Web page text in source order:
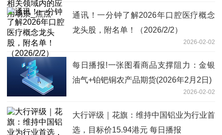
通讯！一分钟了解2026年口腔医疗概念
龙头股，附名单！（2026/2/2）
2026-02-02
每日播报!一张图看商品支撑阻力：金银
油气+铂钯铜农产品期货(2026年2月2日)
2026-02-02
大行评级｜花旗：维持中国铝业为行业首
选，目标价15.94港元 每日播报